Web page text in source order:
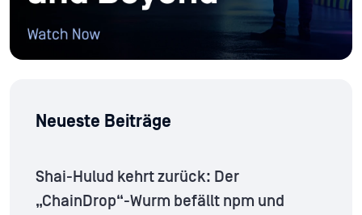
Neueste Beiträge
Shai-Hulud kehrt zurück: Der
„ChainDrop“-Wurm befällt npm und